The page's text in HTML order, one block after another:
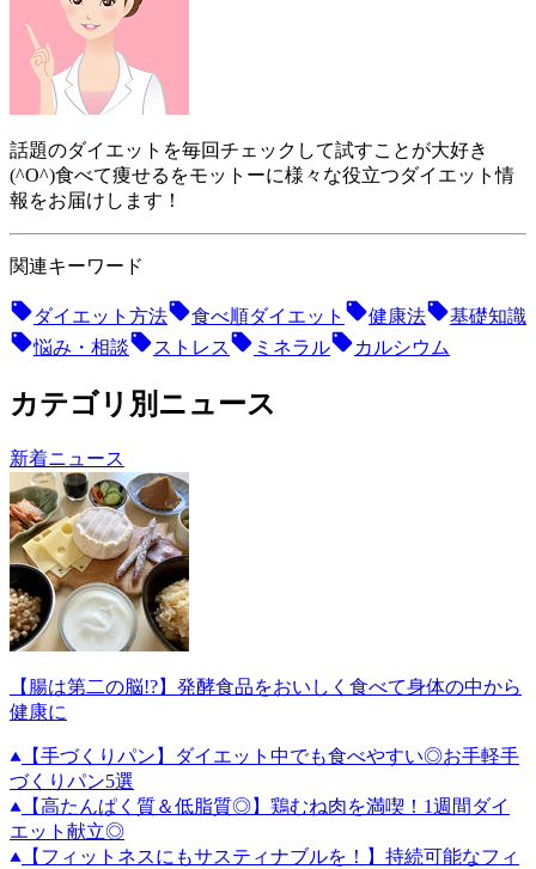
話題のダイエットを毎回チェックして試すことが大好き
(^O^)食べて痩せるをモットーに様々な役立つダイエット情
報をお届けします！
関連キーワード
ダイエット方法 食べ順ダイエット 健康法
基礎知識
悩み・相談
ストレス ミネラル カルシウム
カテゴリ別ニュース
新着ニュース
【腸は第二の脳!?】発酵食品をおいしく食べて身体の中から
健康に
【手づくりパン】ダイエット中でも食べやすい◎お手軽手
づくりパン5選
【高たんぱく質＆低脂質◎】鶏むね肉を満喫！1週間ダイ
エット献立◎
【フィットネスにもサスティナブルを！】持続可能なフィ